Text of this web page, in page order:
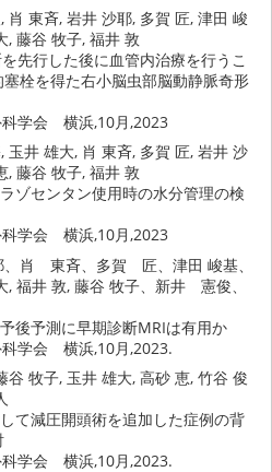
肖 東斉, 岩井 沙耶, 多賀 匠, 津田 峻
, 藤谷 牧子, 福井 敦
先行した後に血管内治療を行うこ
栓を得た右小脳虫部脳動静脈奇形
科学会 横浜,10月,2023
玉井 雄大, 肖 東斉, 多賀 匠, 岩井 沙
, 藤谷 牧子, 福井 敦
ゾセンタン使用時の水分管理の検
科学会 横浜,10月,2023
肖 東斉、多賀 匠、津田 峻基、
, 福井 敦, 藤谷 牧子、新井 憲俊、
後予測に早期診断MRIは有用か
学会 横浜,10月,2023.
谷 牧子, 玉井 雄大, 高砂 恵, 竹谷 俊
て減圧開頭術を追加した症例の背
学会 横浜,10月,2023.